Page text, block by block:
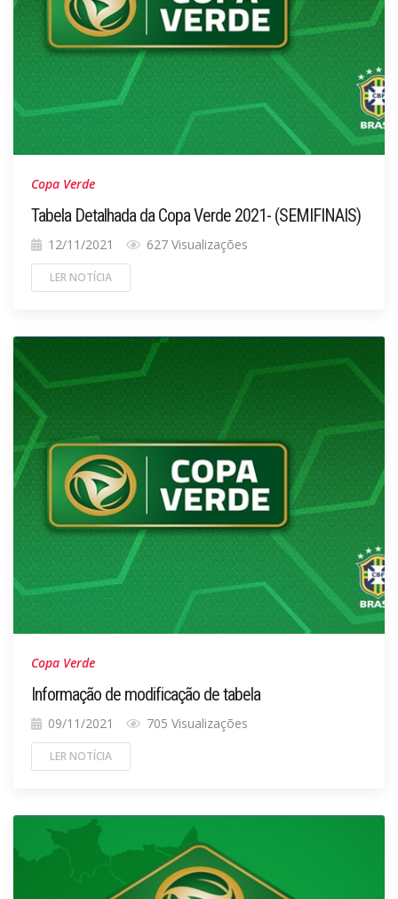
Copa Verde
Tabela Detalhada da Copa Verde 2021- (SEMIFINAIS)
12/11/2021 627 Visualizações
LER NOTÍCIA
Copa Verde
Informação de modificação de tabela
09/11/2021 705 Visualizações
LER NOTÍCIA